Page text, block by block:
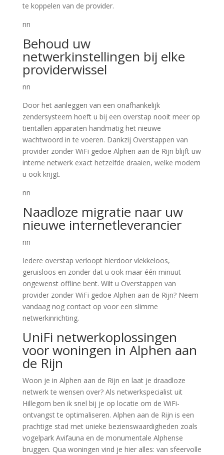
te koppelen van de provider.
nn
Behoud uw
netwerkinstellingen bij elke
providerwissel
nn
Door het aanleggen van een onafhankelijk
zendersysteem hoeft u bij een overstap nooit meer op
tientallen apparaten handmatig het nieuwe
wachtwoord in te voeren. Dankzij Overstappen van
provider zonder WiFi gedoe Alphen aan de Rijn blijft uw
interne netwerk exact hetzelfde draaien, welke modem
u ook krijgt.
nn
Naadloze migratie naar uw
nieuwe internetleverancier
nn
Iedere overstap verloopt hierdoor vlekkeloos,
geruisloos en zonder dat u ook maar één minuut
ongewenst offline bent. Wilt u Overstappen van
provider zonder WiFi gedoe Alphen aan de Rijn? Neem
vandaag nog contact op voor een slimme
netwerkinrichting.
UniFi netwerkoplossingen
voor woningen in Alphen aan
de Rijn
Woon je in Alphen aan de Rijn en laat je draadloze
netwerk te wensen over? Als netwerkspecialist uit
Hillegom ben ik snel bij je op locatie om de WiFi-
ontvangst te optimaliseren. Alphen aan de Rijn is een
prachtige stad met unieke bezienswaardigheden zoals
vogelpark Avifauna en de monumentale Alphense
bruggen. Qua woningen vind je hier alles: van sfeervolle